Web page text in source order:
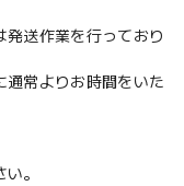
送作業を行っており
常よりお時間をいた
。